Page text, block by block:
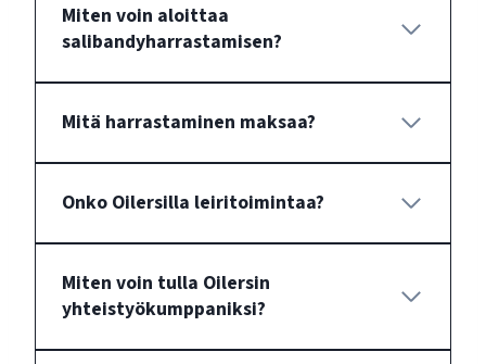
Miten voin aloittaa
salibandyharrastamisen?
Mitä harrastaminen maksaa?
Onko Oilersilla leiritoimintaa?
Miten voin tulla Oilersin
yhteistyökumppaniksi?